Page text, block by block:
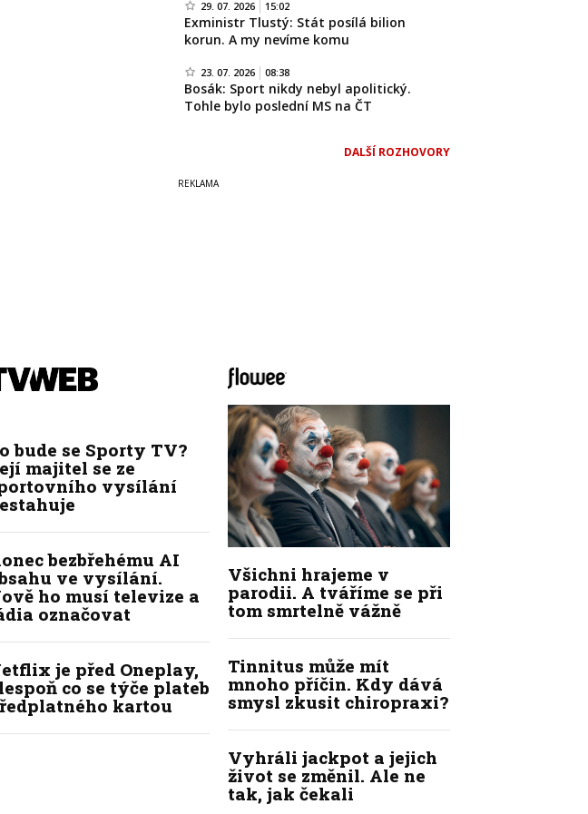
29. 07. 2026 15:02
Exministr Tlustý: Stát posílá bilion
korun. A my nevíme komu
23. 07. 2026 08:38
Bosák: Sport nikdy nebyl apolitický.
Tohle bylo poslední MS na ČT
DALŠÍ ROZHOVORY
bude se Sporty TV?
majitel se ze
vysílání
bezbřehému AI
ve vysílání.
ho musí televize a
označovat
je před Oneplay,
co se týče plateb
kartou
Všichni hrajeme v
parodii. A tváříme se při
tom smrtelně vážně
Tinnitus může mít
mnoho příčin. Kdy dává
smysl zkusit chiropraxi?
Vyhráli jackpot a jejich
život se změnil. Ale ne
tak, jak čekali